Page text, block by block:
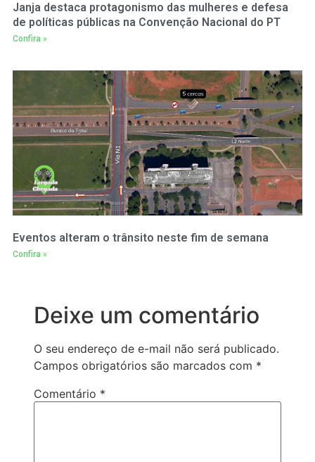
Janja destaca protagonismo das mulheres e defesa
de políticas públicas na Convenção Nacional do PT
Confira »
Eventos alteram o trânsito neste fim de semana
Confira »
Deixe um comentário
O seu endereço de e-mail não será publicado.
Campos obrigatórios são marcados com *
Comentário *